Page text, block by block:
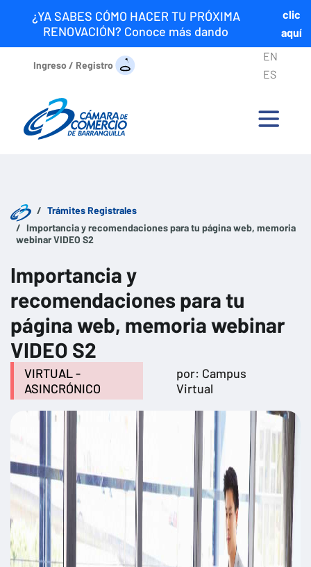
¿YA SABES CÓMO HACER TU PRÓXIMA
RENOVACIÓN? Conoce más dando
clic
aquí
Ingreso / Registro
EN
ES
Trámites Registrales
Importancia y recomendaciones para tu página web, memoria
webinar VIDEO S2
Importancia y
recomendaciones para tu
página web, memoria webinar
VIDEO S2
VIRTUAL -
ASINCRÓNICO
por: Campus
Virtual